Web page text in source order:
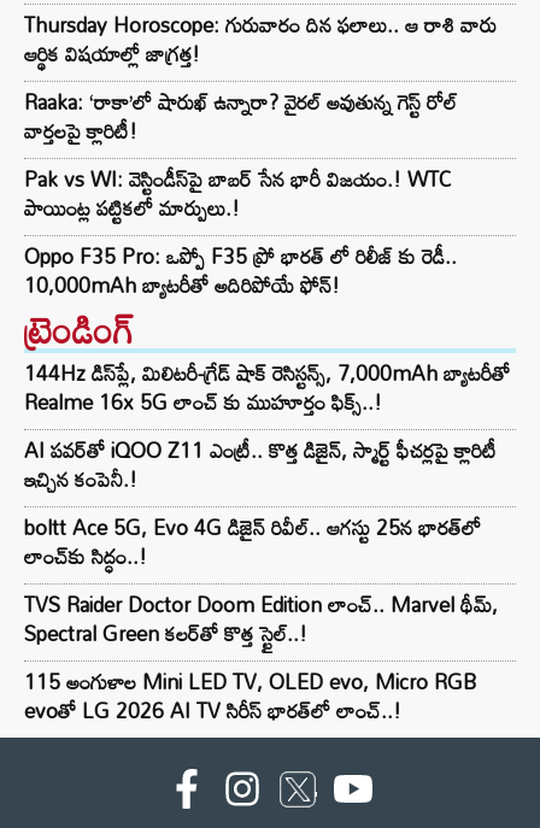
Thursday Horoscope: గురువారం దిన ఫలాలు.. ఆ రాశి వారు
ఆర్థిక విషయాల్లో జాగ్రత్త!
Raaka: ‘రాకా’లో షారుఖ్ ఉన్నారా? వైరల్ అవుతున్న గెస్ట్ రోల్
వార్తలపై క్లారిటీ!
Pak vs WI: వెస్టిండీస్‌పై బాబర్ సేన భారీ విజయం.! WTC
పాయింట్ల పట్టికలో మార్పులు.!
Oppo F35 Pro: ఒప్పో F35 ప్రో భారత్ లో రిలీజ్ కు రెడీ..
10,000mAh బ్యాటరీతో అదిరిపోయే ఫోన్!
ట్రెండింగ్‌
144Hz డిస్‌ప్లే, మిలిటరీ-గ్రేడ్ షాక్ రెసిస్టన్స్, 7,000mAh బ్యాటరీతో
Realme 16x 5G లాంచ్ కు ముహూర్తం ఫిక్స్..!
AI పవర్‌తో iQOO Z11 ఎంట్రీ.. కొత్త డిజైన్, స్మార్ట్ ఫీచర్లపై క్లారిటీ
ఇచ్చిన కంపెనీ.!
boltt Ace 5G, Evo 4G డిజైన్ రివీల్.. ఆగస్టు 25న భారత్‌లో
లాంచ్‌కు సిద్ధం..!
TVS Raider Doctor Doom Edition లాంచ్.. Marvel థీమ్,
Spectral Green కలర్‌తో కొత్త స్టైల్..!
115 అంగుళాల Mini LED TV, OLED evo, Micro RGB
evoతో LG 2026 AI TV సిరీస్ భారత్‌లో లాంచ్..!